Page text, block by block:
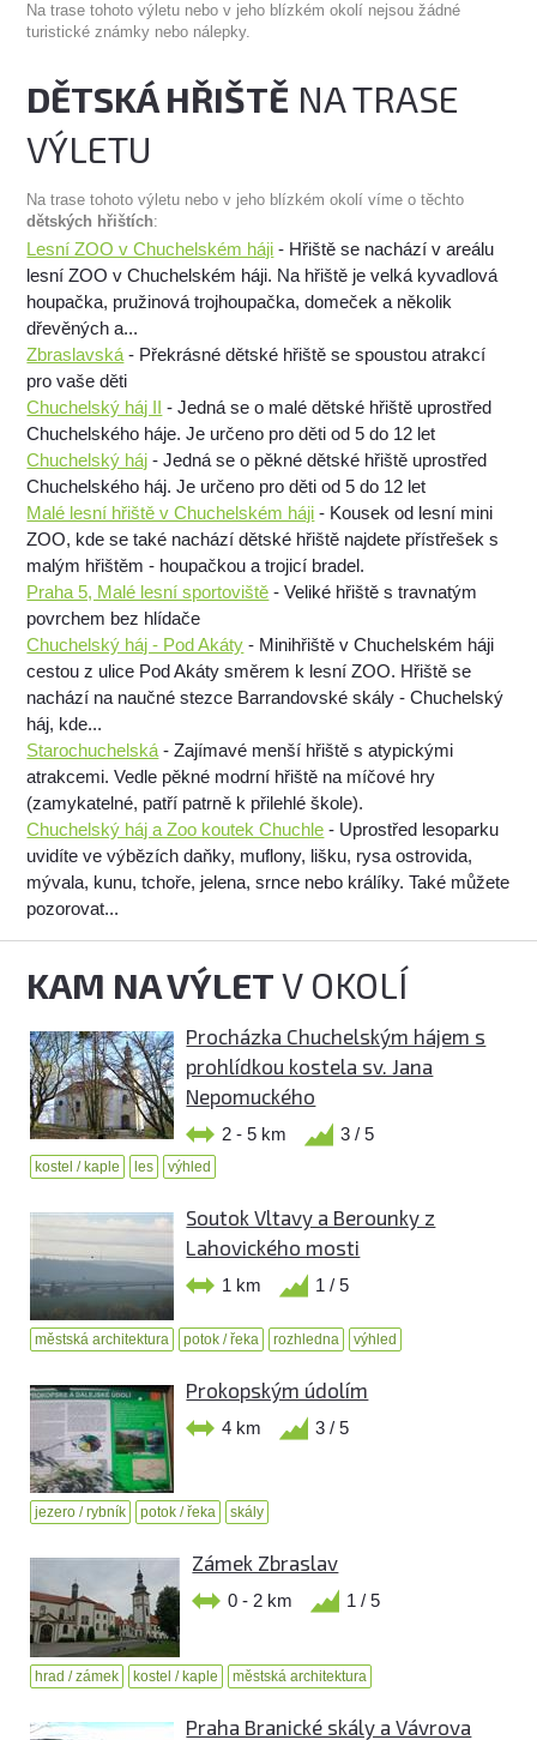
Na trase tohoto výletu nebo v jeho blízkém okolí nejsou žádné
turistické známky nebo nálepky.
DĚTSKÁ HŘIŠTĚ NA TRASE
VÝLETU
Na trase tohoto výletu nebo v jeho blízkém okolí víme o těchto
dětských hřištích:
Lesní ZOO v Chuchelském háji - Hřiště se nachází v areálu
lesní ZOO v Chuchelském háji. Na hřiště je velká kyvadlová
houpačka, pružinová trojhoupačka, domeček a několik
dřevěných a...
Zbraslavská - Překrásné dětské hřiště se spoustou atrakcí
pro vaše děti
Chuchelský háj II - Jedná se o malé dětské hřiště uprostřed
Chuchelského háje. Je určeno pro děti od 5 do 12 let
Chuchelský háj - Jedná se o pěkné dětské hřiště uprostřed
Chuchelského háj. Je určeno pro děti od 5 do 12 let
Malé lesní hřiště v Chuchelském háji - Kousek od lesní mini
ZOO, kde se také nachází dětské hřiště najdete přístřešek s
malým hřištěm - houpačkou a trojicí bradel.
Praha 5, Malé lesní sportoviště - Veliké hřiště s travnatým
povrchem bez hlídače
Chuchelský háj - Pod Akáty - Minihřiště v Chuchelském háji
cestou z ulice Pod Akáty směrem k lesní ZOO. Hřiště se
nachází na naučné stezce Barrandovské skály - Chuchelský
háj, kde...
Starochuchelská - Zajímavé menší hřiště s atypickými
atrakcemi. Vedle pěkné modrní hřiště na míčové hry
(zamykatelné, patří patrně k přilehlé škole).
Chuchelský háj a Zoo koutek Chuchle - Uprostřed lesoparku
uvidíte ve výbězích daňky, muflony, lišku, rysa ostrovida,
mývala, kunu, tchoře, jelena, srnce nebo králíky. Také můžete
pozorovat...
KAM NA VÝLETV OKOLÍ
Procházka Chuchelským hájem s
prohlídkou kostela sv. Jana
Nepomuckého
2 - 5 km 3 / 5
kostel / kaple les výhled
Soutok Vltavy a Berounky z
Lahovického mosti
1 km 1 / 5
městská architektura potok / řeka rozhledna výhled
Prokopským údolím
4 km 3 / 5
jezero / rybník potok / řeka skály
Zámek Zbraslav
0 - 2 km 1 / 5
hrad / zámek kostel / kaple městská architektura
Praha Branické skály a Vávrova